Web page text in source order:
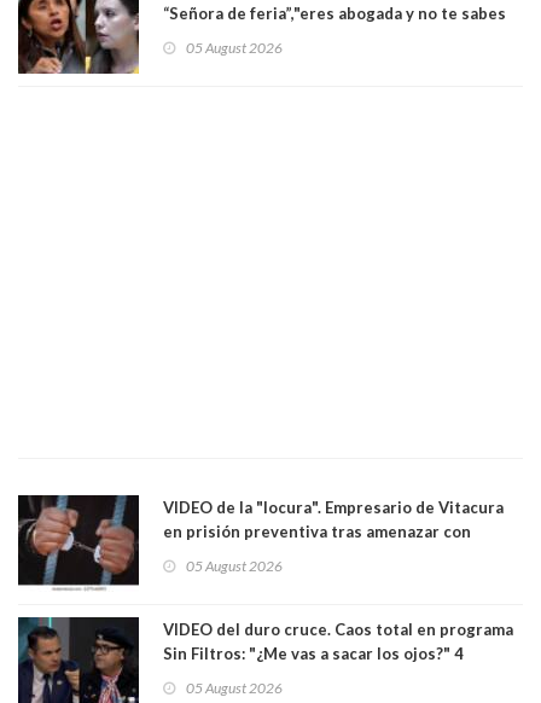
“Señora de feria”,"eres abogada y no te sabes
senadoras Camila Flores y Fabiola Campillai en
05 August 2026
VIDEO de la "locura". Empresario de Vitacura
en prisión preventiva tras amenazar con
Los persiguió en potente camioneta
05 August 2026
VIDEO del duro cruce. Caos total en programa
Sin Filtros: "¿Me vas a sacar los ojos?" 4
05 August 2026